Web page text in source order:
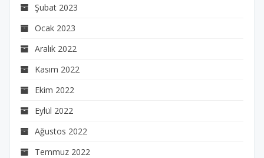
Şubat 2023
Ocak 2023
Aralık 2022
Kasım 2022
Ekim 2022
Eylül 2022
Ağustos 2022
Temmuz 2022